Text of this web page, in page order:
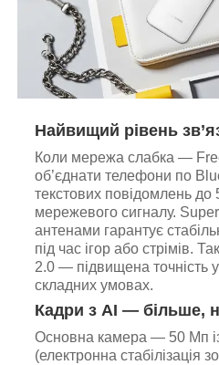
Найвищий рівень
Коли мережа слабка —
об’єднати телефони по
текстових повідомлень до
мережевого сигналу.
антенами гарантує
під час ігор або стрімів.
2.0 — підвищена точність у
складних умовах.
Кадри з AI — більше,
Основна камера — 50 Мп
(електронна стабілізація